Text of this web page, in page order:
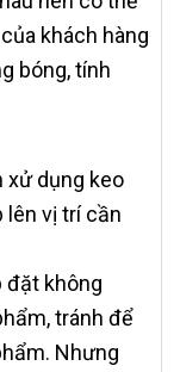
khách hàng
bóng, tính
xử dụng keo
lên vị trí cần
đặt không
tránh để
Nhưng